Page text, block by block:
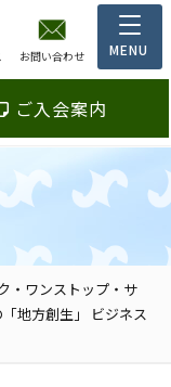
お問い合わせ
ご入会案内
・ワンストップ・サ
地方創生」 ビジネス